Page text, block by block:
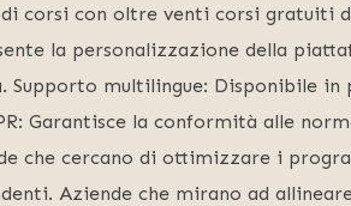
di corsi con oltre venti corsi gratuiti
la personalizzazione della
Supporto multilingue: Disponibile
Garantisce la conformità alle
che cercano di ottimizzare i
Aziende che mirano ad